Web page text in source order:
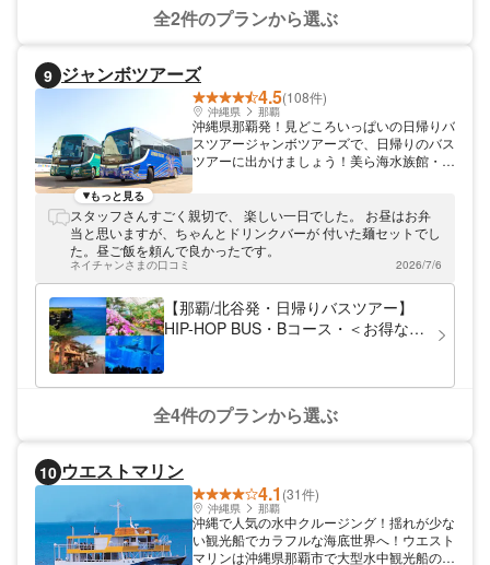
全2件のプランから選ぶ
9 ジャンボツアーズ
4.5(108件)
沖縄県 那覇
沖縄県那覇発！見どころいっぱいの日帰りバ
スツアージャンボツアーズで、日帰りのバス
ツアーに出かけましょう！美ら海水族館・万
す。アクセスの良い那覇から出発するので便
利！快適なバスの旅をお楽しみください。
もっと見る
スタッフさんすごく親切で、 楽しい一日でした。 お昼はお弁
当と思いますが、ちゃんとドリンクバーが 付いた麺セットでし
た。昼ご飯を頼んで良かったです。
ネイチャンさまの口コミ 2026/7/6
【那覇/北谷発・日帰りバスツアー】
HIP-HOP BUS・Bコース・＜お得な２
毛・備瀬フクギ並木・美浜アメリカン
ビコース（食事OP）
全4件のプランから選ぶ
10 ウエストマリン
4.1 (31件)
沖縄県 那覇
沖縄で人気の水中クルージング！揺れが少な
い観光船でカラフルな海底世界へ！ウエスト
マリンは沖縄県那覇市で大型水中観光船のク